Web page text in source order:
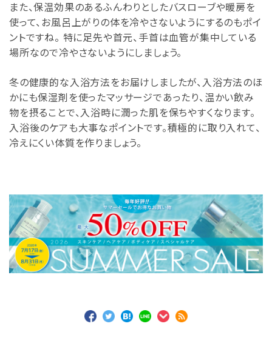
また、保温効果のあるふんわりとしたバスローブや暖房を
使って、お風呂上がりの体を冷やさないようにするのもポイ
ントですね。 特に足先や首元、手首は血管が集中している
場所なので冷やさないようにしましょう。
冬の健康的な入浴方法をお届けしましたが、入浴方法のほ
かにも保湿剤を使ったマッサージであったり、温かい飲み
物を摂ることで、入浴時に潤った肌を保ちやすくなります。
入浴後のケアも大事なポイントです。積極的に取り入れて、
冷えにくい体質を作りましょう。